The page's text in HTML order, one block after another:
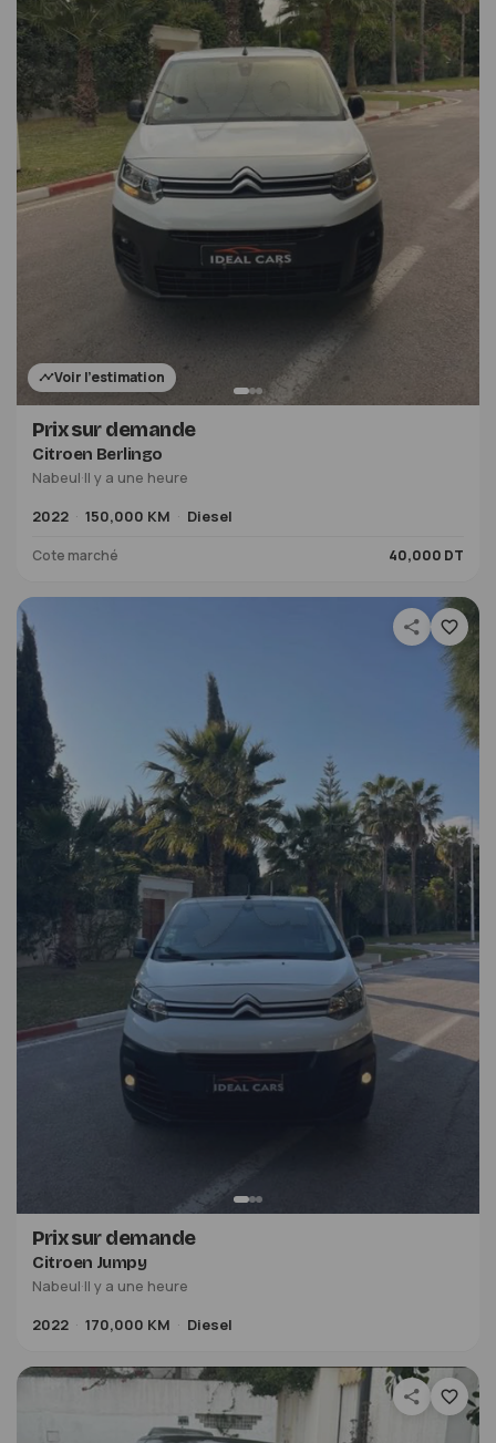
Voir l'estimation
Prix sur demande
Citroen Berlingo
Nabeul·Il y a une heure
2022
150,000 KM Diesel
Cote marché 40,000 DT
Prix sur demande
Citroen Jumpy
Nabeul·Il y a une heure
2022
170,000 KM Diesel